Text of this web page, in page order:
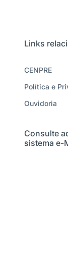
Links
CENPRE
Política e
Ouvidoria
Consulte
sistema e-